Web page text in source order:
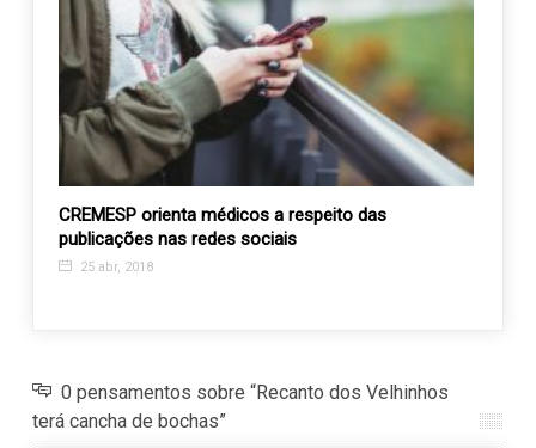
CREMESP orienta médicos a respeito das
publicações nas redes sociais
25 abr, 2018
0 pensamentos sobre “Recanto dos Velhinhos
terá cancha de bochas”